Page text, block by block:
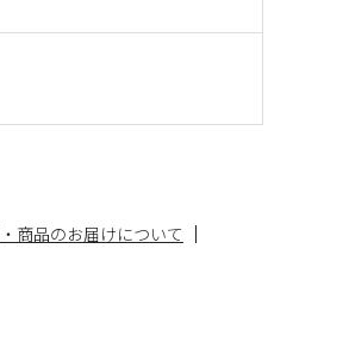
商品のお届けについて